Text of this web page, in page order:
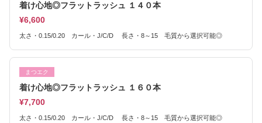
着け心地◎フラットラッシュ １４０本
¥6,600
太さ・0.15/0.20 カール・J/C/D 長さ・8～15 毛質から選択可能◎
まつエク
着け心地◎フラットラッシュ １６０本
¥7,700
太さ・0.15/0.20 カール・J/C/D 長さ・8～15 毛質から選択可能◎